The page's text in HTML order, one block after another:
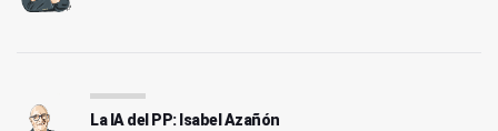
La IA del PP: Isabel Azañón